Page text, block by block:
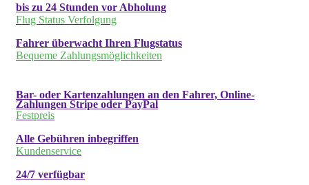
bis zu 24 Stunden vor Abholung
Flug Status Verfolgung
Fahrer überwacht Ihren Flugstatus
Bequeme Zahlungsmöglichkeiten
Bar- oder Kartenzahlungen an den Fahrer, Online-
Zahlungen Stripe oder PayPal
Festpreis
Alle Gebühren inbegriffen
Kundenservice
24/7 verfügbar